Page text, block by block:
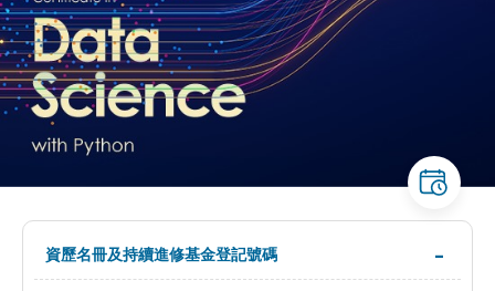
資歷名冊及持續進修基金登記號碼